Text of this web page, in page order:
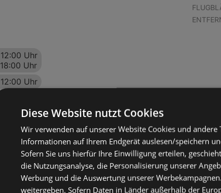
12:00 Uhr
18:00 Uhr
12:00 Uhr
Diese Website nutzt Cookies
Wir verwenden auf unserer Website Cookies und
Informationen auf Ihrem Endgerät auslesen/speichern
Sofern Sie uns hierfür Ihre Einwilligung erteilen,
die Nutzungsanalyse, die Personalisierung unserer
Werbung und die Auswertung unserer
weitergeben. Sofern Daten in Länder außerhalb der